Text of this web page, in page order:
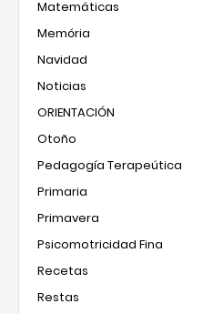
Matemáticas
Memória
Navidad
Noticias
ORIENTACIÓN
Otoño
Pedagogía Terapeútica
Primaria
Primavera
Psicomotricidad Fina
Recetas
Restas